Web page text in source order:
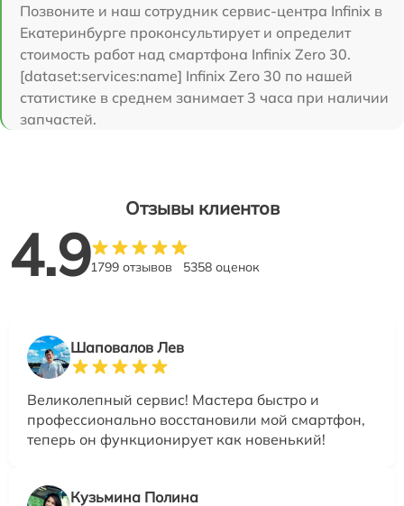
Позвоните и наш сотрудник сервис-центра Infinix в
Екатеринбурге проконсультирует и определит
стоимость работ над смартфона Infinix Zero 30.
[dataset:services:name] Infinix Zero 30 по нашей
статистике в среднем занимает 3 часа при наличии
запчастей.
Отзывы клиентов
4.91799 отзывов 5358 оценок
Шаповалов Лев
Великолепный сервис! Мастера быстро и
профессионально восстановили мой смартфон,
теперь он функционирует как новенький!
Кузьмина Полина